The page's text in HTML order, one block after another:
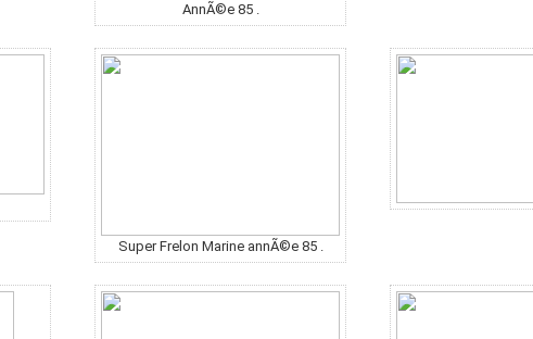
AnnÃ©e 85 .
Super Frelon Marine annÃ©e 85 .